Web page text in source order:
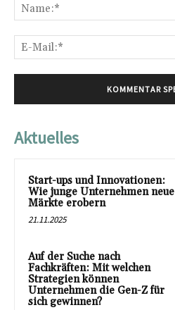
Aktuelles
Start-ups und Innovationen:
Wie junge Unternehmen neue
Märkte erobern
21.11.2025
Auf der Suche nach
Fachkräften: Mit welchen
Strategien können
Unternehmen die Gen-Z für
sich gewinnen?